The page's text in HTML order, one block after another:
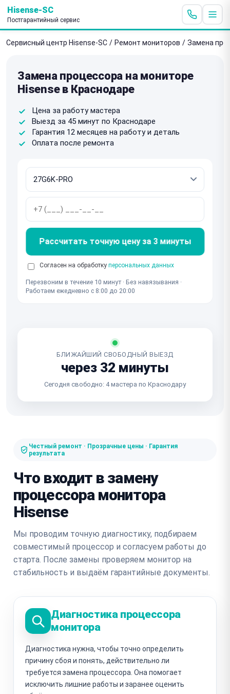
Hisense-SC
Постгарантийный сервис
Сервисный центр Hisense-SC / Ремонт мониторов / Замена
Замена процессора на мониторе
Hisense в Краснодаре
Цена за работу мастера
Выезд за 45 минут по Краснодаре
Гарантия 12 месяцев на работу и деталь
Оплата после ремонта
Рассчитать точную цену за 3 минуты
Согласен на обработку персональных данных
Перезвоним в течение 10 минут · Без навязывания ·
Работаем ежедневно с 8:00 до 20:00
БЛИЖАЙШИЙ СВОБОДНЫЙ ВЫЕЗД
через 32 минуты
Сегодня свободно: 4 мастера по Краснодару
Честный ремонт · Прозрачные цены · Гарантия
результата
Что входит в замену
процессора монитора
Hisense
Мы проводим точную диагностику, подбираем
совместимый процессор и согласуем работы до
старта. После замены проверяем монитор на
стабильность и выдаём гарантийные документы.
Диагностика процессора
монитора
Диагностика нужна, чтобы точно определить
причину сбоя и понять, действительно ли
требуется замена процессора. Она помогает
исключить лишние работы и заранее оценить